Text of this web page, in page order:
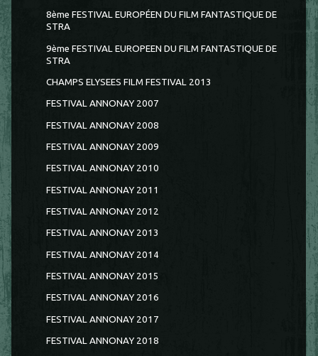
8ème FESTIVAL EUROPÉEN DU FILM FANTASTIQUE DE
STRA
9ème FESTIVAL EUROPEEN DU FILM FANTASTIQUE DE
STRA
CHAMPS ELYSEES FILM FESTIVAL 2013
FESTIVAL ANNONAY 2007
FESTIVAL ANNONAY 2008
FESTIVAL ANNONAY 2009
FESTIVAL ANNONAY 2010
FESTIVAL ANNONAY 2011
FESTIVAL ANNONAY 2012
FESTIVAL ANNONAY 2013
FESTIVAL ANNONAY 2014
FESTIVAL ANNONAY 2015
FESTIVAL ANNONAY 2016
FESTIVAL ANNONAY 2017
FESTIVAL ANNONAY 2018